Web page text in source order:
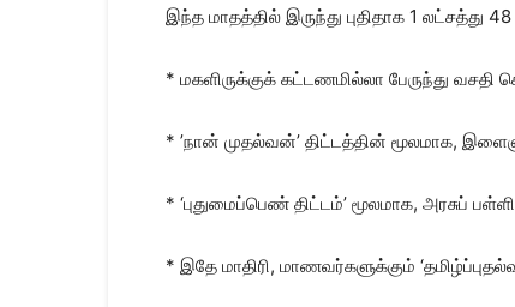
இந்த மாதத்தில் இருந்து புதிதாக 1
* மகளிருக்குக் கட்டணமில்லா பேருந்து வசதி
* ’நான் முதல்வன்’ திட்டத்தின் மூலமாக,
* ‘புதுமைப்பெண் திட்டம்’ மூலமாக, அரசுப்
* இதே மாதிரி, மாணவர்களுக்கும்